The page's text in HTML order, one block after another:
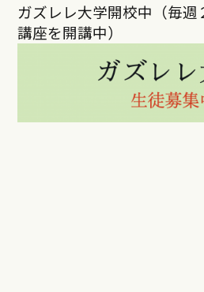
ガズレレ大学開校中（毎
講座を開講中）